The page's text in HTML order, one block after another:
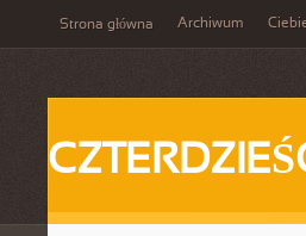
Strona główna Archiwum